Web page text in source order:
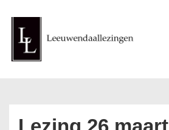
Doorgaan
naar
hoofdinhoud